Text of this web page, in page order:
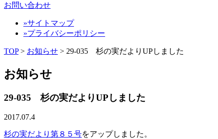
お問い合わせ
»サイトマップ
»プライバシーポリシー
TOP> お知らせ > 29-035 杉の実だよりUPしました
お知らせ
29-035 杉の実だよりUPしました
2017.07.4
杉の実だより第８５号をアップしました。